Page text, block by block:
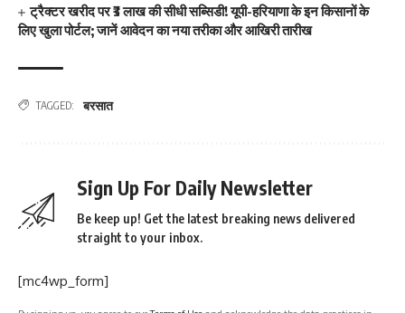
ट्रैक्टर खरीद पर ₹3 लाख की सीधी सब्सिडी! यूपी-हरियाणा के इन किसानों के
लिए खुला पोर्टल; जानें आवेदन का नया तरीका और आखिरी तारीख
TAGGED: बरसात
Sign Up For Daily Newsletter
Be keep up! Get the latest breaking news delivered
straight to your inbox.
[mc4wp_form]